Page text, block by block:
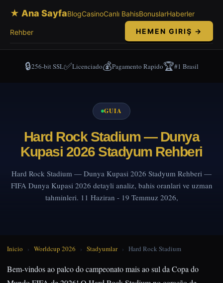
★ Ana SayfaBlogCasinoCanlı BahisBonuslarHaberler
Rehber HEMEN GIRIŞ →
🔒256-bit SSL✅Licenciado💰Pagamento Rapido🏆#1 Brasil
GUIA
Hard Rock Stadium — Dunya
Kupasi 2026 Stadyum Rehberi
Hard Rock Stadium — Dunya Kupasi 2026 Stadyum Rehberi —
FIFA Dunya Kupasi 2026 detayli analiz, bahis oranlari ve uzman
tahminleri. 11 Haziran - 19 Temmuz 2026,
Inicio › Worldcup 2026 › Stadyumlar › Hard Rock Stadium
Bem-vindos ao palco do campeonato mais ao sul da Copa do